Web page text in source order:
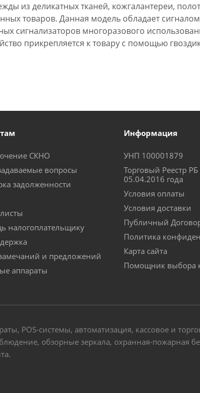
из деликатных тканей, кожгалантереи,
товаров. Данная модель обладает
сигнализаторов многоразового
прикрепляется к товару с помощью
СКНО
вопросы
задолженности
налогоплательщику
и предложений
аппараты
Информация
УНП 100001879
Торговый Реестр
05.04.2016 года
Условия оплаты
Условия доставки
Публичный
Политика
Карта сайта
Помощник выбора
POS-системы, автоматизация, кассовое и
обзорные зеркала, охранная-пожарная